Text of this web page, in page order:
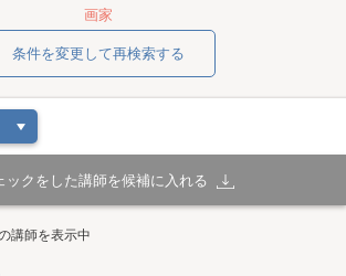
画家
条件を変更して再検索する
ックをした講師を候補に入れる
講師を表示中